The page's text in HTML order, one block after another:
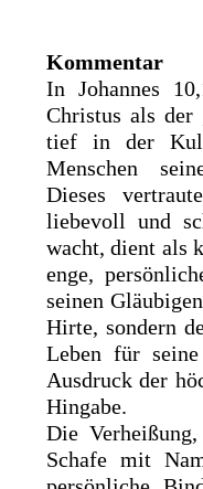
Kommentar
In Johannes
Christus als der
tief in der
Menschen
Dieses
liebevoll und
wacht, dient als
enge,
seinen
Hirte, sondern
Leben für
Ausdruck der
Hingabe.
Die
Schafe mit